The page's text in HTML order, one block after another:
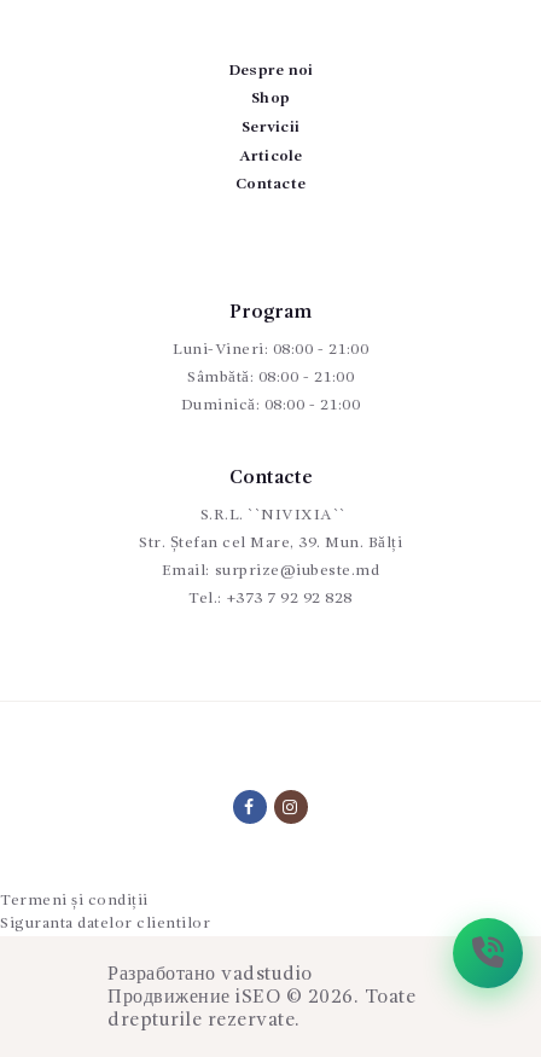
Despre noi
Shop
Servicii
Articole
Contacte
Program
Luni-Vineri: 08:00 - 21:00
Sâmbătă: 08:00 - 21:00
Duminică: 08:00 - 21:00
Contacte
S.R.L. ``NIVIXIA``
Str. Ștefan cel Mare, 39. Mun. Bălți
Email: surprize@iubeste.md
Tel.: +373 7 92 92 828
Termeni și condiții
Siguranta datelor clientilor
Разработано vadstudio
Продвижение iSEO © 2026. Toate
drepturile rezervate.